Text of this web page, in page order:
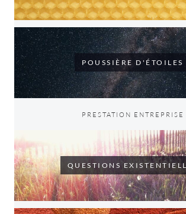
POUSSIÈRE D'ÉTOILES
PRESTATION ENTREPRISE
QUESTIONS